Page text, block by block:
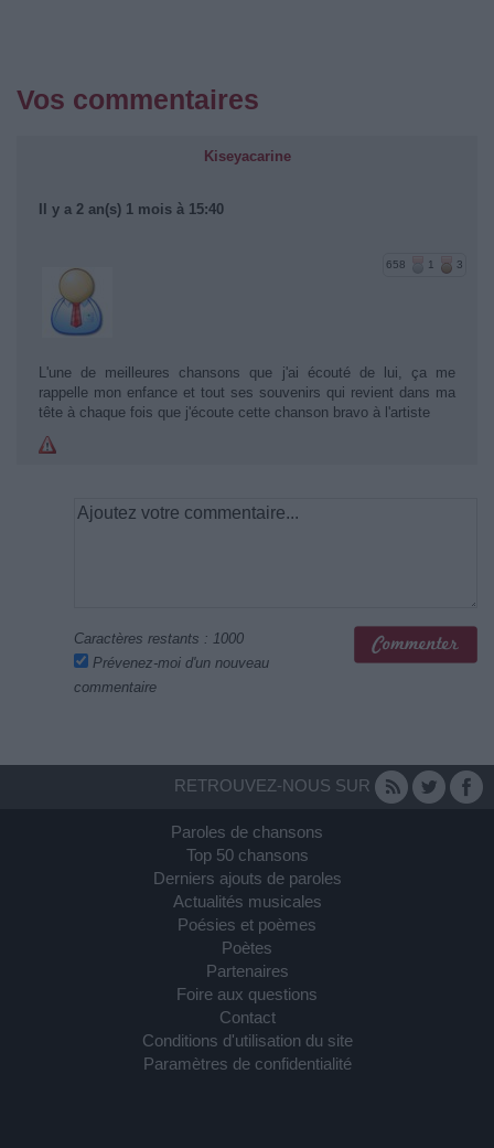
Vos commentaires
Kiseyacarine
Il y a 2 an(s) 1 mois à 15:40
658 1 3
L'une de meilleures chansons que j'ai écouté de lui, ça me
rappelle mon enfance et tout ses souvenirs qui revient dans ma
tête à chaque fois que j'écoute cette chanson bravo à l'artiste
Caractères restants : 1000
Prévenez-moi d'un nouveau
commentaire
RETROUVEZ-NOUS SUR
Paroles de chansons
Top 50 chansons
Derniers ajouts de paroles
Actualités musicales
Poésies et poèmes
Poètes
Partenaires
Foire aux questions
Contact
Conditions d'utilisation du site
Paramètres de confidentialité